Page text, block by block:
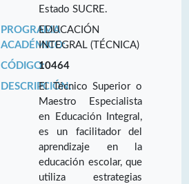
Estado SUCRE.
PROGRAMA
ACADÉMICO:
EDUCACIÓN
INTEGRAL (TÉCNICA)
CÓDIGO:10464
DESCRIPCIÓN:El Técnico Superior o
Maestro Especialista
en Educación Integral,
es un facilitador del
aprendizaje en la
educación escolar, que
utiliza estrategias